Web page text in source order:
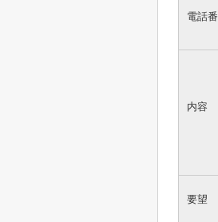
電話
内容
要望